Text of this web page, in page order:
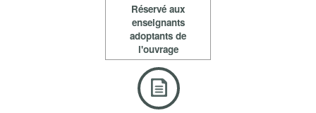
Réservé aux
enseignants
adoptants de
l'ouvrage